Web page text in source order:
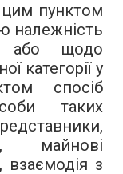
пунктом
належність
або щодо
категорії у
спосіб
таких
майнові
взаємодія з